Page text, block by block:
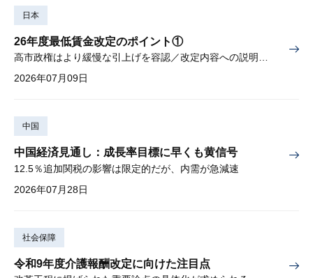
日本
26年度最低賃金改定のポイント①
高市政権はより緩慢な引上げを容認／改定内容への説明責任が焦点
2026年07月09日
中国
中国経済見通し：成長率目標に早くも黄信号
12.5％追加関税の影響は限定的だが、内需が急減速
2026年07月28日
社会保障
令和9年度介護報酬改定に向けた注目点